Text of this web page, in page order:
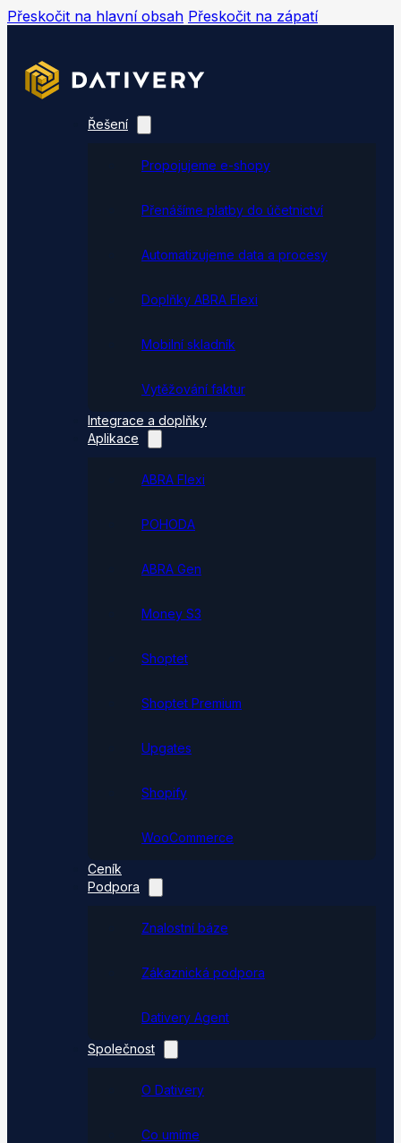
Přeskočit na hlavní obsah Přeskočit na zápatí
Řešení
Propojujeme e-shopy
Přenášíme platby do účetnictví
Automatizujeme data a procesy
Doplňky ABRA Flexi
Mobilní skladník
Vytěžování faktur
Integrace a doplňky
Aplikace
ABRA Flexi
POHODA
ABRA Gen
Money S3
Shoptet
Shoptet Premium
Upgates
Shopify
WooCommerce
Ceník
Podpora
Znalostní báze
Zákaznická podpora
Dativery Agent
Společnost
O Dativery
Co umíme